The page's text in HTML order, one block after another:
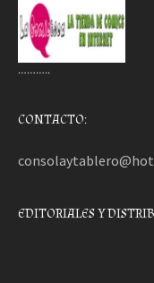
………..
CONTACTO:
EDITORIALES Y